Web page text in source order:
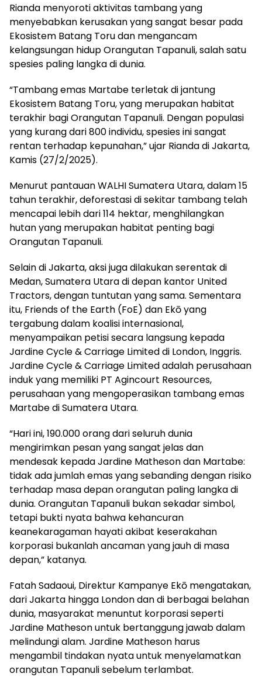
Rianda menyoroti aktivitas tambang yang
menyebabkan kerusakan yang sangat besar pada
Ekosistem Batang Toru dan mengancam
kelangsungan hidup Orangutan Tapanuli, salah satu
spesies paling langka di dunia.
“Tambang emas Martabe terletak di jantung
Ekosistem Batang Toru, yang merupakan habitat
terakhir bagi Orangutan Tapanuli. Dengan populasi
yang kurang dari 800 individu, spesies ini sangat
rentan terhadap kepunahan,” ujar Rianda di Jakarta,
Kamis (27/2/2025).
Menurut pantauan WALHI Sumatera Utara, dalam 15
tahun terakhir, deforestasi di sekitar tambang telah
mencapai lebih dari 114 hektar, menghilangkan
hutan yang merupakan habitat penting bagi
Orangutan Tapanuli.
Selain di Jakarta, aksi juga dilakukan serentak di
Medan, Sumatera Utara di depan kantor United
Tractors, dengan tuntutan yang sama. Sementara
itu, Friends of the Earth (FoE) dan Ekō yang
tergabung dalam koalisi internasional,
menyampaikan petisi secara langsung kepada
Jardine Cycle & Carriage Limited di London, Inggris.
Jardine Cycle & Carriage Limited adalah perusahaan
induk yang memiliki PT Agincourt Resources,
perusahaan yang mengoperasikan tambang emas
Martabe di Sumatera Utara.
“Hari ini, 190.000 orang dari seluruh dunia
mengirimkan pesan yang sangat jelas dan
mendesak kepada Jardine Matheson dan Martabe:
tidak ada jumlah emas yang sebanding dengan risiko
terhadap masa depan orangutan paling langka di
dunia. Orangutan Tapanuli bukan sekadar simbol,
tetapi bukti nyata bahwa kehancuran
keanekaragaman hayati akibat keserakahan
korporasi bukanlah ancaman yang jauh di masa
depan,” katanya.
Fatah Sadaoui, Direktur Kampanye Ekō mengatakan,
dari Jakarta hingga London dan di berbagai belahan
dunia, masyarakat menuntut korporasi seperti
Jardine Matheson untuk bertanggung jawab dalam
melindungi alam. Jardine Matheson harus
mengambil tindakan nyata untuk menyelamatkan
orangutan Tapanuli sebelum terlambat.